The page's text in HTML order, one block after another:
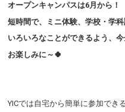
オープンキャンパスは6月から！
短時間で、ミニ体験、学校・学
いろいろなことができるよう、今
お楽しみに～🍀
YICでは自宅から簡単に参加でき